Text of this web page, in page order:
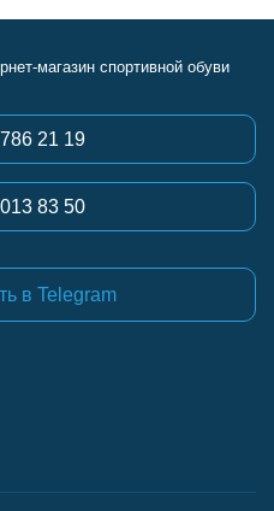
магазин спортивной обуви
21 19
83 50
в Telegram